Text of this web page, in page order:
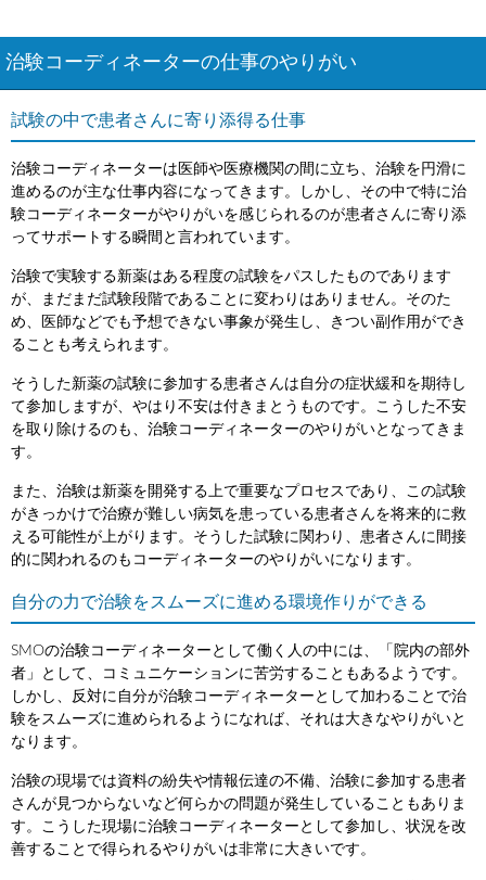
治験コーディネーターの仕事のやりがい
試験の中で患者さんに寄り添得る仕事
治験コーディネーターは医師や医療機関の間に立ち、治験を円滑に
進めるのが主な仕事内容になってきます。しかし、その中で特に治
験コーディネーターがやりがいを感じられるのが患者さんに寄り添
ってサポートする瞬間と言われています。
治験で実験する新薬はある程度の試験をパスしたものであります
が、まだまだ試験段階であることに変わりはありません。そのた
め、医師などでも予想できない事象が発生し、きつい副作用ができ
ることも考えられます。
そうした新薬の試験に参加する患者さんは自分の症状緩和を期待し
て参加しますが、やはり不安は付きまとうものです。こうした不安
を取り除けるのも、治験コーディネーターのやりがいとなってきま
す。
また、治験は新薬を開発する上で重要なプロセスであり、この試験
がきっかけで治療が難しい病気を患っている患者さんを将来的に救
える可能性が上がります。そうした試験に関わり、患者さんに間接
的に関われるのもコーディネーターのやりがいになります。
自分の力で治験をスムーズに進める環境作りができる
SMOの治験コーディネーターとして働く人の中には、「院内の部外
者」として、コミュニケーションに苦労することもあるようです。
しかし、反対に自分が治験コーディネーターとして加わることで治
験をスムーズに進められるようになれば、それは大きなやりがいと
なります。
治験の現場では資料の紛失や情報伝達の不備、治験に参加する患者
さんが見つからないなど何らかの問題が発生していることもありま
す。こうした現場に治験コーディネーターとして参加し、状況を改
善することで得られるやりがいは非常に大きいです。